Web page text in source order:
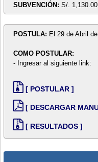
SUBVENCIÓN: S/.
POSTULA: El 29 de Abril
COMO POSTULAR:
- Ingresar al siguiente link:
[ POSTULAR ]
[ DESCARGAR
[ RESULTADOS ]